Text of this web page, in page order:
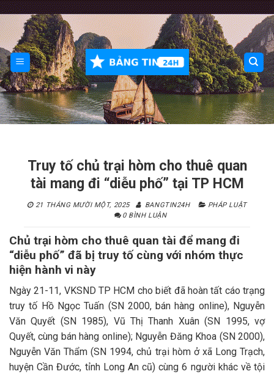
Skip
to
content
Truy tố chủ trại hòm cho thuê quan
tài mang đi “diễu phố” tại TP HCM
21 THÁNG MƯỜI MỘT, 2025 BANGTIN24H
PHÁP LUẬT
0 BÌNH LUẬN
Chủ trại hòm cho thuê quan tài để mang đi
“diễu phố” đã bị truy tố cùng với nhóm thực
hiện hành vi này
Ngày 21-11, VKSND TP HCM cho biết đã hoàn tất cáo trạng
truy tố Hồ Ngọc Tuấn (SN 2000, bán hàng online), Nguyễn
Văn Quyết (SN 1985), Vũ Thị Thanh Xuân (SN 1995, vợ
Quyết, cùng bán hàng online); Nguyễn Đăng Khoa (SN 2000),
Nguyễn Văn Thẩm (SN 1994, chủ trại hòm ở xã Long Trạch,
huyện Cần Đước, tỉnh Long An cũ) cùng 6 người khác về tội